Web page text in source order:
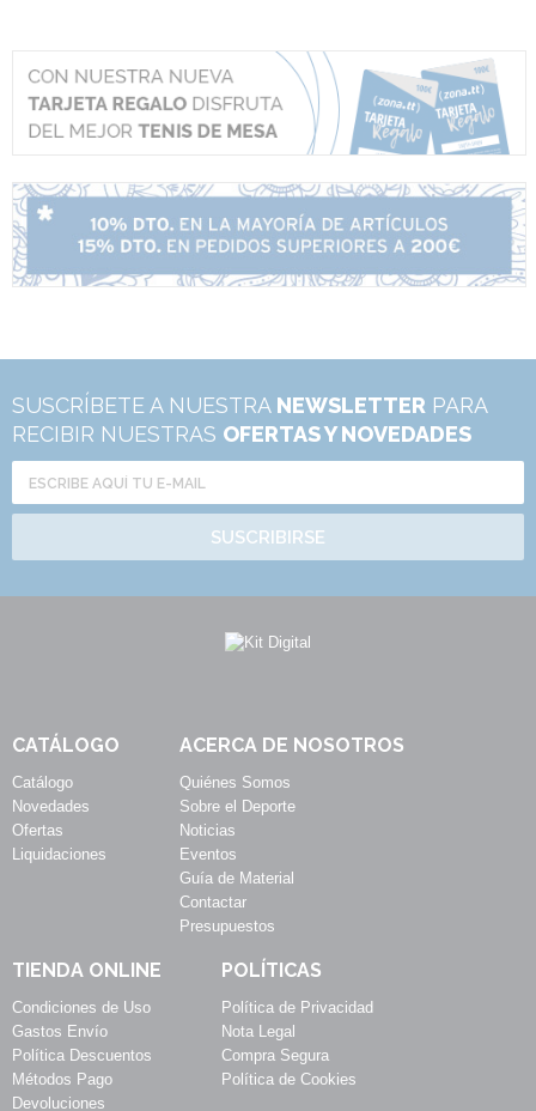
SUSCRÍBETE A NUESTRA NEWSLETTER PARA
RECIBIR NUESTRAS OFERTAS Y NOVEDADES
SUSCRIBIRSE
CATÁLOGO
Catálogo
Novedades
Ofertas
Liquidaciones
ACERCA DE NOSOTROS
Quiénes Somos
Sobre el Deporte
Noticias
Eventos
Guía de Material
Contactar
Presupuestos
TIENDA ONLINE
Condiciones de Uso
Gastos Envío
Política Descuentos
Métodos Pago
Devoluciones
POLÍTICAS
Política de Privacidad
Nota Legal
Compra Segura
Política de Cookies